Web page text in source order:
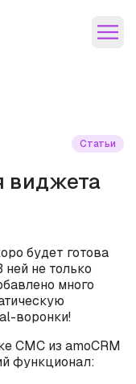
Статьи
виджета
будет готова
ней не только
много
воронки!
СМС из amoCRM
функционал: